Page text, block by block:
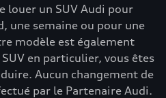
louer un SUV Audi pour
une semaine ou pour une
modèle est également
en particulier, vous êtes
Aucun changement de
par le Partenaire Audi.